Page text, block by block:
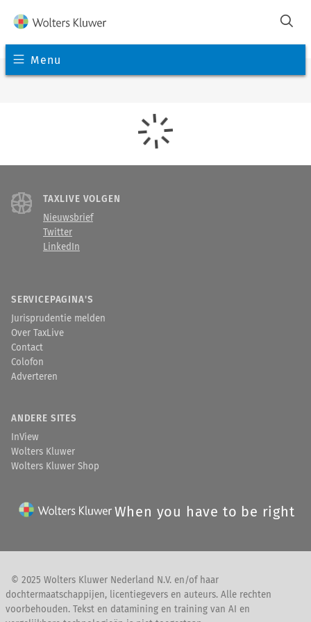
Menu
TAXLIVE VOLGEN
Nieuwsbrief
Twitter
LinkedIn
SERVICEPAGINA'S
Jurisprudentie melden
Over TaxLive
Contact
Colofon
Adverteren
ANDERE SITES
InView
Wolters Kluwer
Wolters Kluwer Shop
When you have to be right
© 2025 Wolters Kluwer Nederland N.V. en/of haar
dochtermaatschappijen, licentiegevers en auteurs. Alle rechten
voorbehouden. Tekst en datamining en training van AI en